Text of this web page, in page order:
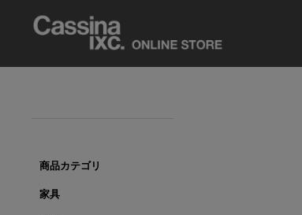
商品カテゴリ
家具